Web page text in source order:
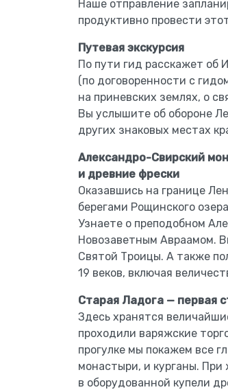
Наше отправление
продуктивно провести
Путевая экскурсия
По пути гид расскажет об
(по договоренности с
на приневских землях, о
Вы услышите об обороне
других знаковых местах
Александро-Свирский
и древние фрески
Оказавшись на границе
берегами Рощинского
Узнаете о преподобном
Новозаветным Авраамом.
Святой Троицы. А также
19 веков, включая
Старая Ладога — первая
Здесь хранятся
проходили варяжские
прогулке мы покажем все
монастыри, и курганы.
в оборудованной купели